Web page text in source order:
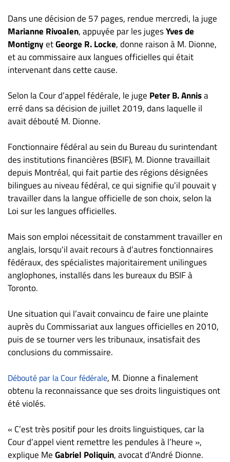
emploi
Publicité
Solutions de
recrutements
TROUVEZ-
NOUS
Nous
À
propos
Infolettre
S’abonner
FAQ
confidentialité
Dans une décision de 57 pages, rendue mercredi, la juge
Marianne Rivoalen, appuyée par les jugesYves de
MontignyetGeorge R. Locke, donne raison à M. Dionne,
et au commissaire aux langues officielles qui était
intervenant dans cette cause.
Selon la Cour d’appel fédérale, le juge Peter B. Annisa
erré dans sa décision de juillet 2019, dans laquelle il
avait débouté M. Dionne.
Fonctionnaire fédéral au sein du Bureau du surintendant
des institutions financières (BSIF), M. Dionne travaillait
depuis Montréal, qui fait partie des régions désignées
bilingues au niveau fédéral, ce qui signifie qu’il pouvait y
travailler dans la langue officielle de son choix, selon la
Loi sur les langues officielles.
Mais son emploi nécessitait de constamment travailler en
anglais, lorsqu'il avait recours à d’autres fonctionnaires
fédéraux, des spécialistes majoritairement unilingues
anglophones, installés dans les bureaux du BSIF à
Toronto.
Une situation qui l’avait convaincu de faire une plainte
auprès du Commissariat aux langues officielles en 2010,
puis de se tourner vers les tribunaux, insatisfait des
conclusions du commissaire.
Débouté par la Cour fédérale, M. Dionne a finalement
obtenu la reconnaissance que ses droits linguistiques ont
été violés.
« C’est très positif pour les droits linguistiques, car la
Cour d’appel vient remettre les pendules à l’heure »,
explique MeGabriel Poliquin, avocat d’André Dionne.